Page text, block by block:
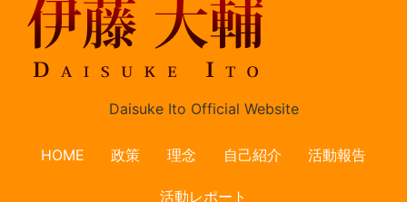
Daisuke Ito Official Website
HOME 政策 理念 自己紹介 活動報告
活動レポート